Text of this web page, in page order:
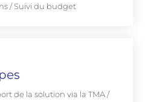
/ Suivi du budget
de la solution via la TMA /